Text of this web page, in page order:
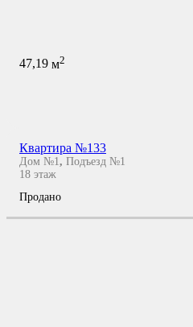
47,19 м2
Квартира №133
Дом №1, Подъезд №1
18 этаж
Продано